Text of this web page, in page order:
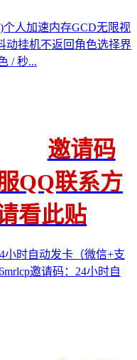
人加速内存GCD无限视
动挂机不返回角色选择界
/ 秒...
邀请码
QQ联系方
看此贴
小时自动发卡（微信+支
邀请码：24小时自